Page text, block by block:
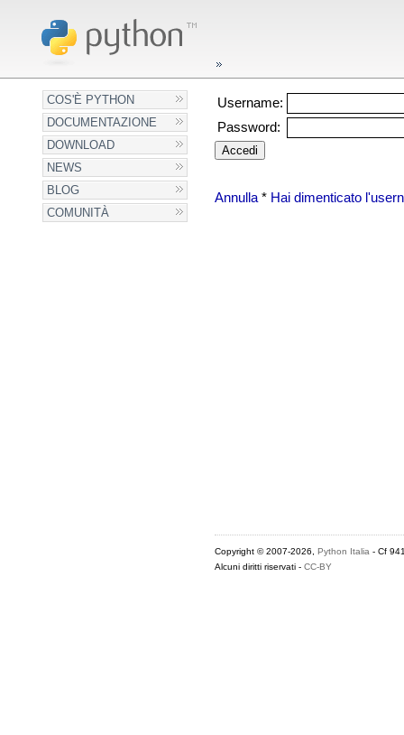
COS'È PYTHON
DOCUMENTAZIONE
DOWNLOAD
NEWS
BLOG
COMUNITÀ
Username:
Password:
Annulla* Hai dimenticato
Copyright © 2007-2026, Python Italia - Cf
Alcuni diritti riservati - CC-BY